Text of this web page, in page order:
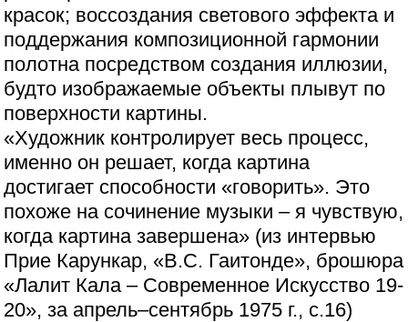
красок; воссоздания светового эффекта и
поддержания композиционной гармонии
полотна посредством создания иллюзии,
будто изображаемые объекты плывут по
поверхности картины.
«Художник контролирует весь процесс,
именно он решает, когда картина
достигает способности «говорить». Это
похоже на сочинение музыки – я чувствую,
когда картина завершена» (из интервью
Прие Карункар, «В.С. Гаитонде», брошюра
«Лалит Кала – Современное Искусство 19-
20», за апрель–сентябрь 1975 г., с.16)